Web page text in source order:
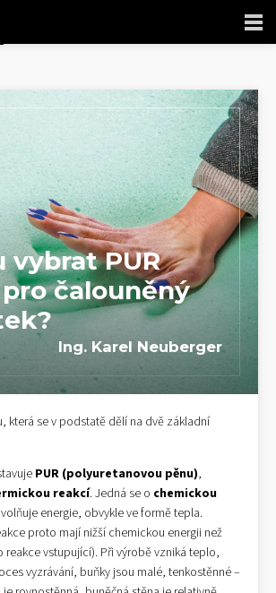
vybrat PUR
čalouněný
Ing. Karel Neuberger
která se v podstatě dělí na dvě základní
PUR (polyuretanovou pěnu),
reakcí. Jedná se o chemickou
energie, obvykle ve formě tepla.
proto mají nižší chemickou energii než
reakce vstupující). Při výrobě vzniká teplo,
vyzrávání, buňky jsou malé, tenkostěnné –